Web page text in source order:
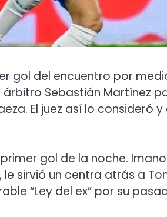
gol del encuentro por
árbitro Sebastián Martínez
El juez así lo consideró y
gol de la noche.
sirvió un centra atrás a
“Ley del ex” por su